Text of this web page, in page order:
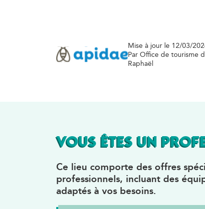
Mise à jour le 12/03/
Par Office de tourisme
Raphaël
VOUS ÊTES UN
Ce lieu comporte des offres
professionnels, incluant des
adaptés à vos besoins.